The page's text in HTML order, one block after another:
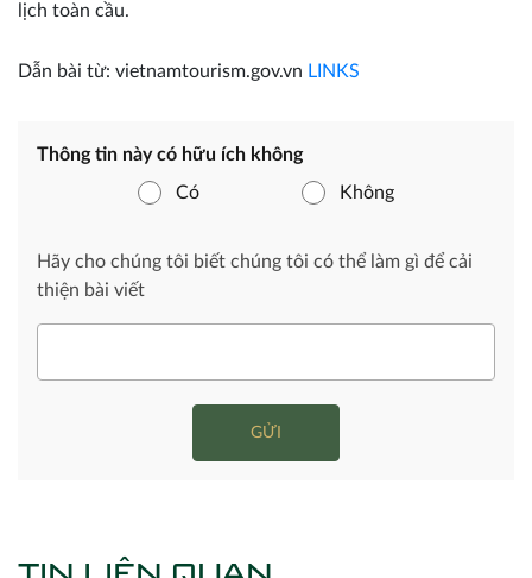
lịch toàn cầu.
Dẫn bài từ: vietnamtourism.gov.vn LINKS
Thông tin này có hữu ích không
Có
Không
Hãy cho chúng tôi biết chúng tôi có thể làm gì để cải
thiện bài viết
GỬI